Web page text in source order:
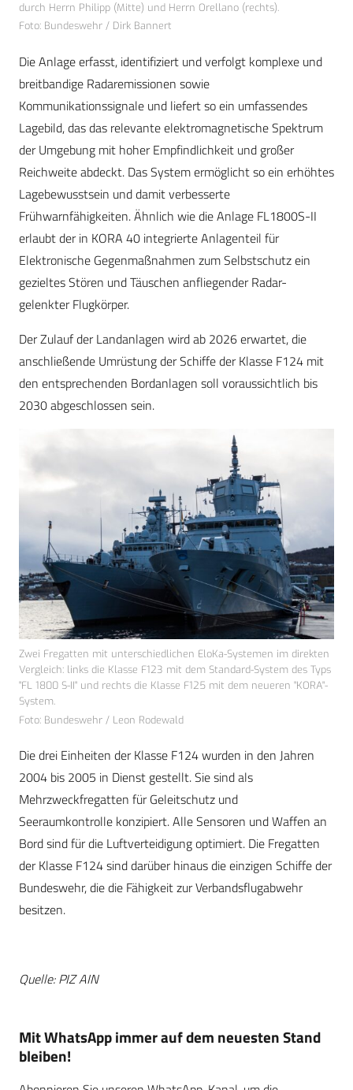
durch Herrn Philipp (Mitte) und Herrn Orellano (rechts).
Foto: Bundeswehr / Dirk Bannert
Die Anlage erfasst, identifiziert und verfolgt komplexe und
breitbandige Radaremissionen sowie
Kommunikationssignale und liefert so ein umfassendes
Lagebild, das das relevante elektromagnetische Spektrum
der Umgebung mit hoher Empfindlichkeit und großer
Reichweite abdeckt. Das System ermöglicht so ein erhöhtes
Lagebewusstsein und damit verbesserte
Frühwarnfähigkeiten. Ähnlich wie die Anlage FL1800S-II
erlaubt der in KORA 40 integrierte Anlagenteil für
Elektronische Gegenmaßnahmen zum Selbstschutz ein
gezieltes Stören und Täuschen anfliegender Radar-
gelenkter Flugkörper.
Der Zulauf der Landanlagen wird ab 2026 erwartet, die
anschließende Umrüstung der Schiffe der Klasse F124 mit
den entsprechenden Bordanlagen soll voraussichtlich bis
2030 abgeschlossen sein.
Zwei Fregatten mit unterschiedlichen EloKa-Systemen im direkten
Vergleich: links die Klasse F123 mit dem Standard-System des Typs
"FL 1800 S-II" und rechts die Klasse F125 mit dem neueren "KORA"-
System.
Foto: Bundeswehr / Leon Rodewald
Die drei Einheiten der Klasse F124 wurden in den Jahren
2004 bis 2005 in Dienst gestellt. Sie sind als
Mehrzweckfregatten für Geleitschutz und
Seeraumkontrolle konzipiert. Alle Sensoren und Waffen an
Bord sind für die Luftverteidigung optimiert. Die Fregatten
der Klasse F124 sind darüber hinaus die einzigen Schiffe der
Bundeswehr, die die Fähigkeit zur Verbandsflugabwehr
besitzen.
Quelle: PIZ AIN
Mit WhatsApp immer auf dem neuesten Stand
bleiben!